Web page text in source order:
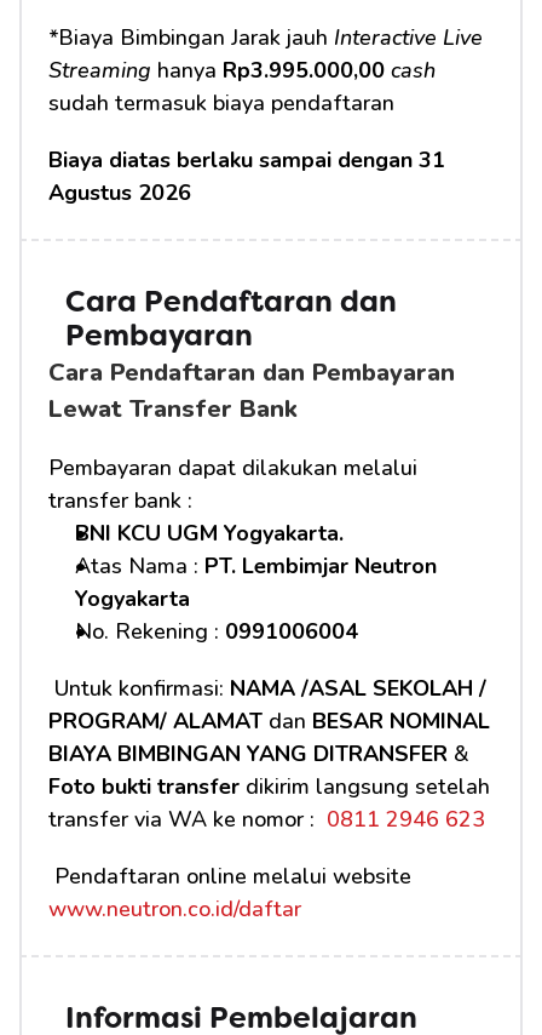
*Biaya Bimbingan Jarak jauh Interactive Live
Streaming hanya Rp3.995.000,00 cash
sudah termasuk biaya pendaftaran
Biaya diatas berlaku sampai dengan 31
Agustus 2026
Cara Pendaftaran dan
Pembayaran
Cara Pendaftaran dan Pembayaran
Lewat Transfer Bank
Pembayaran dapat dilakukan melalui
transfer bank :
BNI KCU UGM Yogyakarta.
Atas Nama : PT. Lembimjar Neutron
Yogyakarta
No. Rekening : 0991006004
Untuk konfirmasi: NAMA /ASAL SEKOLAH /
PROGRAM/ ALAMAT dan BESAR NOMINAL
BIAYA BIMBINGAN YANG DITRANSFER
Foto bukti transfer dikirim langsung setelah
transfer via WA ke nomor : 0811 2946 623
www.neutron.co.id/daftar
Informasi Pembelajaran